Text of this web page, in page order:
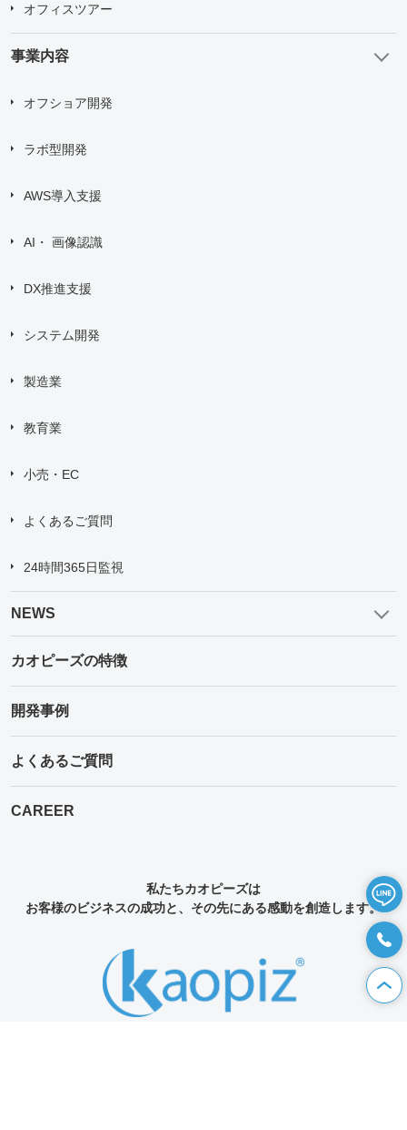
オフィスツアー
事業内容
オフショア開発
ラボ型開発
AWS導入支援
AI・ 画像認識
DX推進支援
システム開発
製造業
教育業
小売・EC
よくあるご質問
24時間365日監視
NEWS
カオピーズの特徴
開発事例
よくあるご質問
CAREER
私たちカオピーズは
お客様のビジネスの成功と、その先にある感動を創造します。